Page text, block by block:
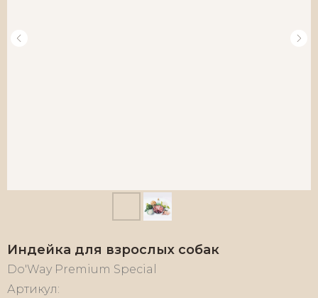
Индейка для взрослых собак
Do'Way Premium Special
Артикул: